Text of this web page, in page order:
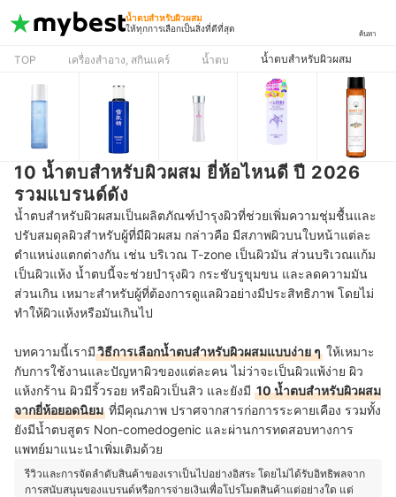
น้ำตบสำหรับผิวผสม
ให้ทุกการเลือกเป็นสิ่งที่ดีที่สุด
ค้นหา
TOP เครื่องสำอาง, สกินแคร์ น้ำตบ น้ำตบสำหรับผิวผสม
10 น้ำตบสำหรับผิวผสม ยี่ห้อไหนดี ปี 2026
รวมแบรนด์ดัง
น้ำตบสำหรับผิวผสมเป็นผลิตภัณฑ์บำรุงผิวที่ช่วยเพิ่มความชุ่มชื้นและ
ปรับสมดุลผิวสำหรับผู้ที่มีผิวผสม กล่าวคือ มีสภาพผิวบนใบหน้าแต่ละ
ตำแหน่งแตกต่างกัน เช่น บริเวณ T-zone เป็นผิวมัน ส่วนบริเวณแก้ม
เป็นผิวแห้ง น้ำตบนี้จะช่วยบำรุงผิว กระชับรูขุมขน และลดความมัน
ส่วนเกิน เหมาะสำหรับผู้ที่ต้องการดูแลผิวอย่างมีประสิทธิภาพ โดยไม่
ทำให้ผิวแห้งหรือมันเกินไป
บทความนี้เรามีวิธีการเลือกน้ำตบสำหรับผิวผสมแบบง่าย ๆ ให้เหมาะ
กับการใช้งานและปัญหาผิวของแต่ละคน ไม่ว่าจะเป็นผิวแพ้ง่าย ผิว
แห้งกร้าน ผิวมีริ้วรอย หรือผิวเป็นสิว และยังมี 10 น้ำตบสำหรับผิวผสม
จากยี่ห้อยอดนิยม ที่มีคุณภาพ ปราศจากสารก่อการระคายเคือง รวมทั้ง
ยังมีน้ำตบสูตร Non-comedogenic และผ่านการทดสอบทางการ
แพทย์มาแนะนำเพิ่มเติมด้วย
รีวิวและการจัดลำดับสินค้าของเราเป็นไปอย่างอิสระ โดยไม่ได้รับอิทธิพลจาก
การสนับสนุนของแบรนด์หรือการจ่ายเงินเพื่อโปรโมตสินค้าแต่อย่างใด แต่